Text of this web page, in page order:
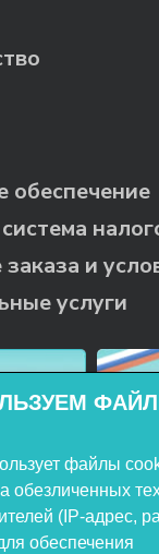
обеспечение
и
услуги
файлы
обезличенных
(IP-адрес,
обеспечения